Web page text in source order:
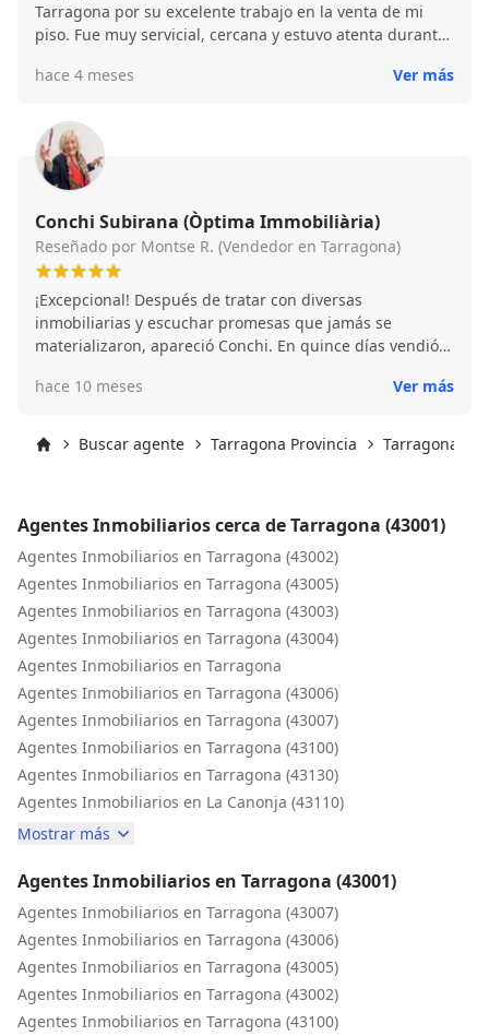
Tarragona por su excelente trabajo en la venta de mi
piso. Fue muy servicial, cercana y estuvo atenta durante
haciéndolo todo más fácil. La recomiendo totalmente por
hace 4 meses Ver más
Conchi Subirana (Òptima Immobiliària)
Reseñado por Montse R. (Vendedor en Tarragona)
¡Excepcional! Después de tratar con diversas
inmobiliarias y escuchar promesas que jamás se
materializaron, apareció Conchi. En quince días vendió
competencia, actitud, amabilidad, disposición, ética,
cualquier aspecto relacionado con la venta del piso.
Conchi manejó todos los temas con una profesionalidad
distancia y la gestión de las agendas de las partes
involucradas, Conchi supo manejarlo absolutamente
todo con una habilidad prodigiosa. Me siento
profundamente agradecida a Conchi y a Toni y
recomiendo a cualquier persona que, sin dudarlo, acuda
en su ayuda para temas inmobiliarios.
hace 10 meses Ver más
Buscar agente Tarragona Provincia Tarragona
Agentes Inmobiliarios cerca de Tarragona (43001)
Agentes Inmobiliarios en Tarragona (43002)
Agentes Inmobiliarios en Tarragona (43005)
Agentes Inmobiliarios en Tarragona (43003)
Agentes Inmobiliarios en Tarragona (43004)
Agentes Inmobiliarios en Tarragona
Agentes Inmobiliarios en Tarragona (43006)
Agentes Inmobiliarios en Tarragona (43007)
Agentes Inmobiliarios en Tarragona (43100)
Agentes Inmobiliarios en Tarragona (43130)
Agentes Inmobiliarios en La Canonja (43110)
Mostrar más
Agentes Inmobiliarios en Tarragona (43001)
Agentes Inmobiliarios en Tarragona (43007)
Agentes Inmobiliarios en Tarragona (43006)
Agentes Inmobiliarios en Tarragona (43005)
Agentes Inmobiliarios en Tarragona (43002)
Agentes Inmobiliarios en Tarragona (43100)